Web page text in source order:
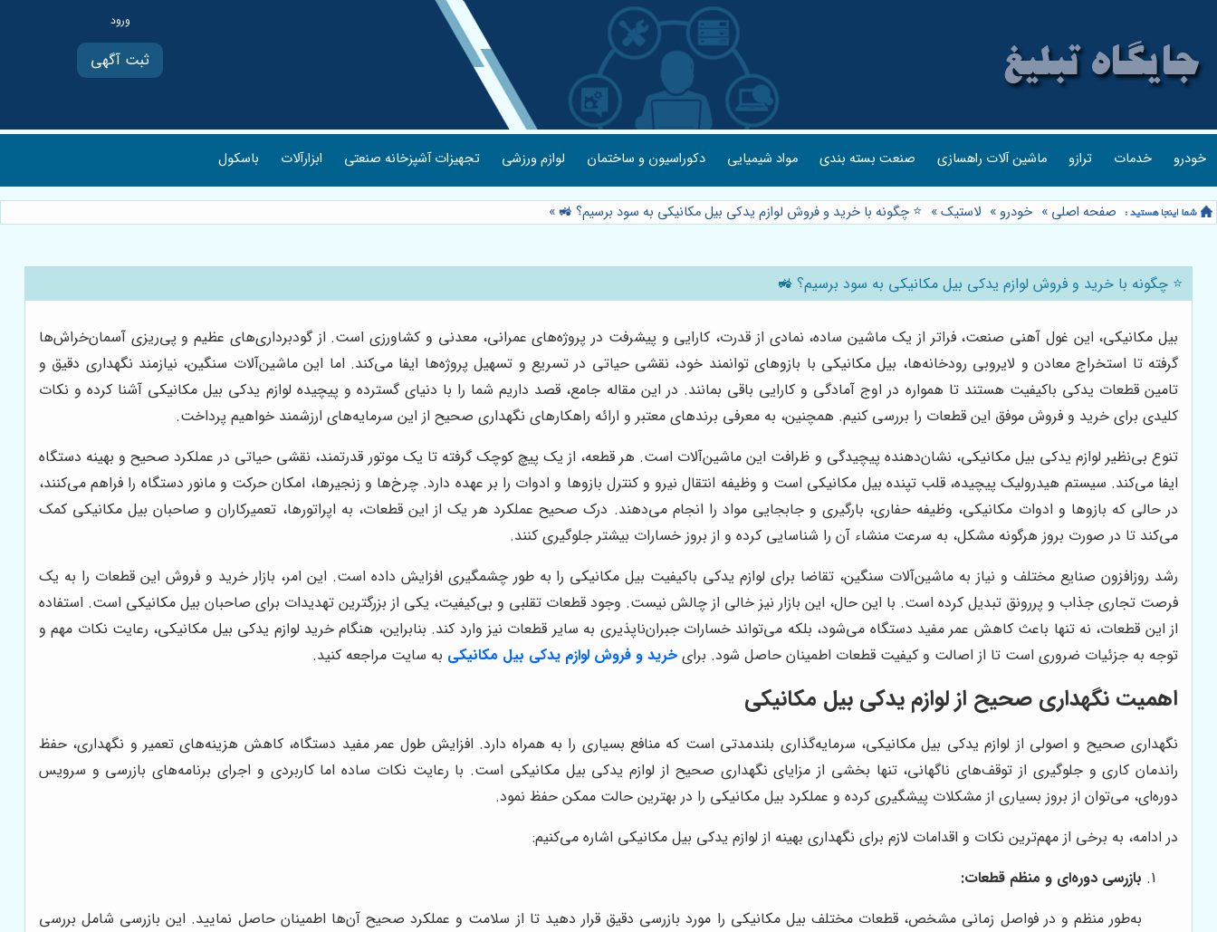
ثبت آگهی
خودرو خدمات ترازو ماشین آلات راهسازی صنعت بسته بندی مواد شیمیایی دکوراسیون و ساختمان لوازم ورزشی تجهیزات آشپزخانه صنعتی ابزارآلات باسکول
صفحه اصلی » خودرو » لاستیک» ⭐️ چگونه با خرید و فروش لوازم یدکی بیل مکانیکی به سود برسیم؟ 🚜 »
⭐️ چگونه با خرید و فروش لوازم یدکی بیل مکانیکی به سود برسیم؟ 🚜
بیل مکانیکی، این غول آهنی صنعت، فراتر از یک ماشین ساده، نمادی از قدرت، کارایی و پیشرفت در پروژه‌های عمرانی، معدنی و کشاورزی است. از گودبرداری‌های عظیم و پی‌ریزی آسمان‌خراش‌ها
گرفته تا استخراج معادن و لایروبی رودخانه‌ها، بیل مکانیکی با بازوهای توانمند خود، نقشی حیاتی در تسریع و تسهیل پروژه‌ها ایفا می‌کند. اما این ماشین‌آلات سنگین، نیازمند نگهداری دقیق و
تامین قطعات یدکی باکیفیت هستند تا همواره در اوج آمادگی و کارایی باقی بمانند. در این مقاله جامع، قصد داریم شما را با دنیای گسترده و پیچیده لوازم یدکی بیل مکانیکی آشنا کرده و نکات
کلیدی برای خرید و فروش موفق این قطعات را بررسی کنیم. همچنین، به معرفی برندهای معتبر و ارائه راهکارهای نگهداری صحیح از این سرمایه‌های ارزشمند خواهیم پرداخت.
تنوع بی‌نظیر لوازم یدکی بیل مکانیکی، نشان‌دهنده پیچیدگی و ظرافت این ماشین‌آلات است. هر قطعه، از یک پیچ کوچک گرفته تا یک موتور قدرتمند، نقشی حیاتی در عملکرد صحیح و بهینه دستگاه
ایفا می‌کند. سیستم هیدرولیک پیچیده، قلب تپنده بیل مکانیکی است و وظیفه انتقال نیرو و کنترل بازوها و ادوات را بر عهده دارد. چرخ‌ها و زنجیرها، امکان حرکت و مانور دستگاه را فراهم می‌کنند،
در حالی که بازوها و ادوات مکانیکی، وظیفه حفاری، بارگیری و جابجایی مواد را انجام می‌دهند. درک صحیح عملکرد هر یک از این قطعات، به اپراتورها، تعمیرکاران و صاحبان بیل مکانیکی کمک
می‌کند تا در صورت بروز هرگونه مشکل، به سرعت منشاء آن را شناسایی کرده و از بروز خسارات بیشتر جلوگیری کنند.
رشد روزافزون صنایع مختلف و نیاز به ماشین‌آلات سنگین، تقاضا برای لوازم یدکی باکیفیت بیل مکانیکی را به طور چشمگیری افزایش داده است. این امر، بازار خرید و فروش این قطعات را به یک
فرصت تجاری جذاب و پررونق تبدیل کرده است. با این حال، این بازار نیز خالی از چالش نیست. وجود قطعات تقلبی و بی‌کیفیت، یکی از بزرگترین تهدیدات برای صاحبان بیل مکانیکی است. استفاده
از این قطعات، نه تنها باعث کاهش عمر مفید دستگاه می‌شود، بلکه می‌تواند خسارات جبران‌ناپذیری به سایر قطعات نیز وارد کند. بنابراین، هنگام خرید لوازم یدکی بیل مکانیکی، رعایت نکات مهم و
توجه به جزئیات ضروری است تا از اصالت و کیفیت قطعات اطمینان حاصل شود. برای خرید و فروش لوازم یدکی بیل مکانیکی به سایت مراجعه کنید.
اهمیت نگهداری صحیح از لوازم یدکی بیل مکانیکی
نگهداری صحیح و اصولی از لوازم یدکی بیل مکانیکی، سرمایه‌گذاری بلندمدتی است که منافع بسیاری را به همراه دارد. افزایش طول عمر مفید دستگاه، کاهش هزینه‌های تعمیر و نگهداری، حفظ
راندمان کاری و جلوگیری از توقف‌های ناگهانی، تنها بخشی از مزایای نگهداری صحیح از لوازم یدکی بیل مکانیکی است. با رعایت نکات ساده اما کاربردی و اجرای برنامه‌های بازرسی و سرویس
دوره‌ای، می‌توان از بروز بسیاری از مشکلات پیشگیری کرده و عملکرد بیل مکانیکی را در بهترین حالت ممکن حفظ نمود.
در ادامه، به برخی از مهم‌ترین نکات و اقدامات لازم برای نگهداری بهینه از لوازم یدکی بیل مکانیکی اشاره می‌کنیم:
بازرسی دوره‌ای و منظم قطعات:
به‌طور منظم و در فواصل زمانی مشخص، قطعات مختلف بیل مکانیکی را مورد بازرسی دقیق قرار دهید تا از سلامت و عملکرد صحیح آن‌ها اطمینان حاصل نمایید. این بازرسی شامل بررسی